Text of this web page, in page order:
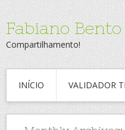
Fabiano Bento
Compartilhamento!
INÍCIO VALIDADOR